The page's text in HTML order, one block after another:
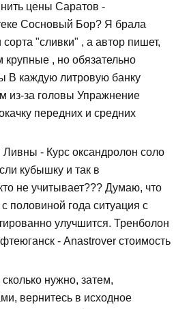
цены Саратов -
Сосновый Бор? Я брала
"сливки" , а автор пишет,
крупные , но обязательно
В каждую литровую банку
из-за головы Упражнение
передних и средних
Ливны - Курс оксандролон соло
кубышку и так в
не учитывает??? Думаю, что
половиной года ситуация с
улучшится. Тренболон
- Anastrover стоимость
нужно, затем,
вернитесь в исходное